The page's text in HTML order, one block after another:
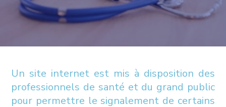
Un site internet est mis à disposition des
professionnels de santé et du grand public
pour permettre le signalement de certains